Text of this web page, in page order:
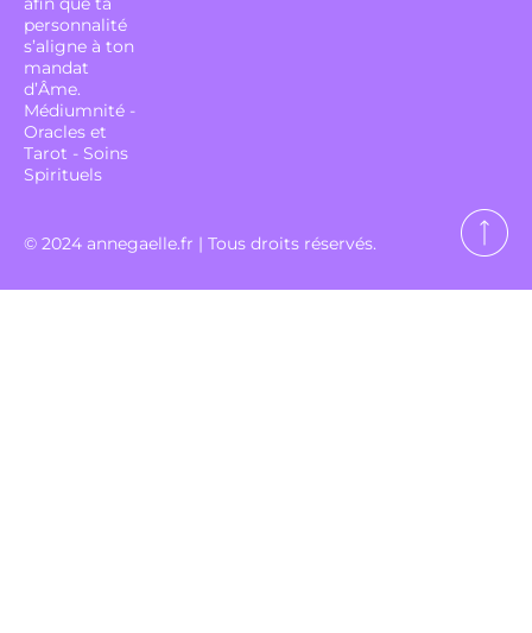
personnalité
s’aligne à ton
mandat
d’Âme.
Médiumnité -
Oracles et
Tarot - Soins
Spirituels
© 2024 annegaelle.fr | Tous droits réservés.